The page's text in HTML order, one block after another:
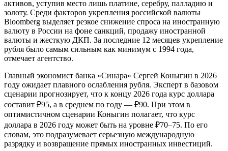
активов, уступив место лишь платине, серебру, палладию и
золоту. Среди факторов укрепления российской валюты
Bloomberg выделяет резкое снижение спроса на иностранную
валюту в России на фоне санкций, продажу иностранной
валюты и жесткую ДКП. За последние 12 месяцев укрепление
рубля было самым сильным как минимум с 1994 года,
отмечает агентство.
Главный экономист банка «Синара» Сергей Коныгин в 2026
году ожидает плавного ослабления рубля. Эксперт в базовом
сценарии прогнозирует, что к концу 2026 года курс доллара
составит ₽95, а в среднем по году — ₽90. При этом в
оптимистичном сценарии Коныгин полагает, что курс
доллара в 2026 году может быть на уровне ₽70–75. По его
словам, это подразумевает серьезную международную
разрядку и возвращение прямых иностранных инвестиций.